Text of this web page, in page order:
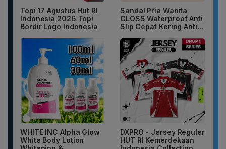
Topi 17 Agustus Hut RI
Indonesia 2026 Topi
Bordir Logo Indonesia
Sandal Pria Wanita
CLOSS Waterproof Anti
Slip Cepat Kering Anti...
WHITE INC Alpha Glow
White Body Lotion
DXPRO - Jersey Reguler
HUT RI Kemerdekaan